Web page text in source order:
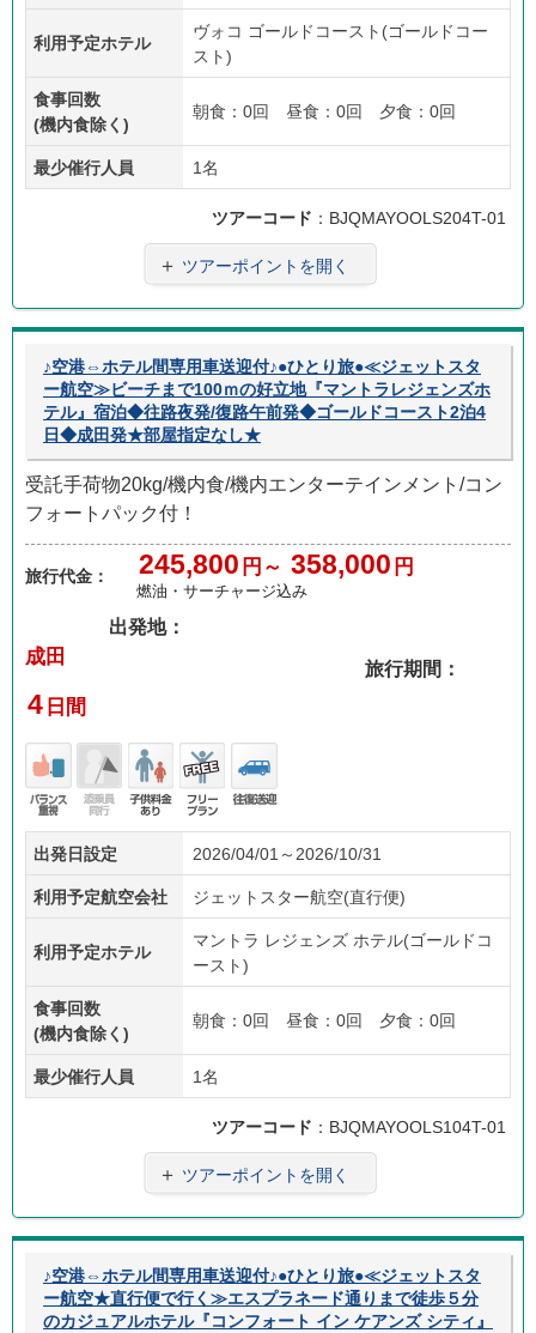
利用予定ホテル
ヴォコ ゴールドコースト(ゴールドコー
スト)
食事回数
(機内食除く)
朝食：0回 昼食：0回 夕食：0回
最少催行人員 1名
ツアーコード ：BJQMAYOOLS204T-01
＋ ツアーポイントを開く
♪空港⇔ホテル間専用車送迎付♪●ひとり旅●≪ジェットスタ
ー航空≫ビーチまで100ｍの好立地『マントラレジェンズホ
テル』宿泊◆往路夜発/復路午前発◆ゴールドコースト2泊4
日◆成田発★部屋指定なし★
受託手荷物20kg/機内食/機内エンターテインメント/コン
フォートパック付！
旅行代金： 245,800 円～ 358,000 円
燃油・サーチャージ込み
出発地：
成田
旅行期間：
4 日間
バラ
ンス
重視
添乗
員無
し
子供
あり
フリ
ープ
ラン
往復
送迎
出発日設定 2026/04/01～2026/10/31
利用予定航空会社 ジェットスター航空(直行便)
利用予定ホテル
マントラ レジェンズ ホテル(ゴールドコ
ースト)
食事回数
(機内食除く)
朝食：0回 昼食：0回 夕食：0回
最少催行人員 1名
ツアーコード ：BJQMAYOOLS104T-01
＋ ツアーポイントを開く
♪空港⇔ホテル間専用車送迎付♪●ひとり旅●≪ジェットスタ
ー航空★直行便で行く≫エスプラネード通りまで徒歩５分
のカジュアルホテル『コンフォート イン ケアンズ シティ』